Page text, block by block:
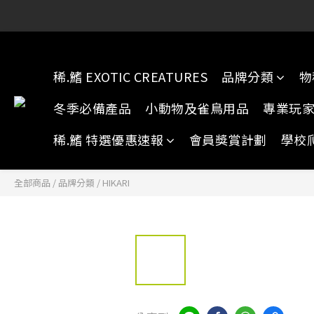
稀.鰭 EXOTIC CREATURES 品牌分類
冬季必備產品
小動物及雀鳥用品
專業玩
稀.鰭 特選優惠速報
會員獎賞計劃 學校
全部商品 / 品牌分類 / HIKARI